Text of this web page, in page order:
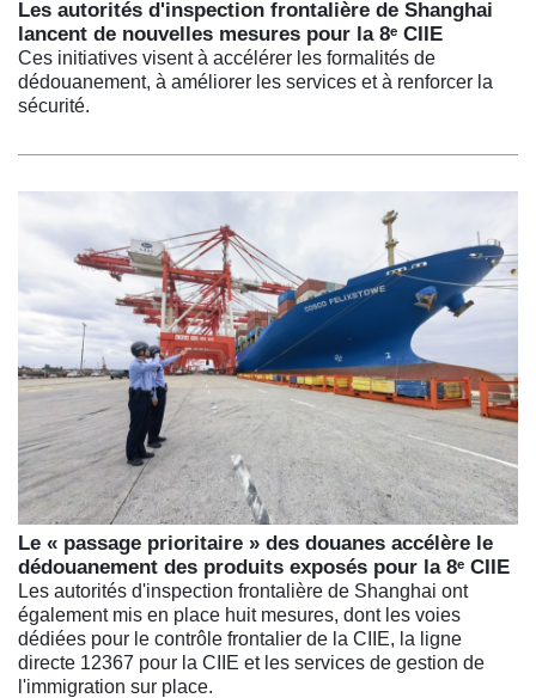
Les autorités d'inspection frontalière de Shanghai
lancent de nouvelles mesures pour la 8ᵉ CIIE
Ces initiatives visent à accélérer les formalités de
dédouanement, à améliorer les services et à renforcer la
sécurité.
Le « passage prioritaire » des douanes accélère le
dédouanement des produits exposés pour la 8ᵉ CIIE
Les autorités d'inspection frontalière de Shanghai ont
également mis en place huit mesures, dont les voies
dédiées pour le contrôle frontalier de la CIIE, la ligne
directe 12367 pour la CIIE et les services de gestion de
l'immigration sur place.